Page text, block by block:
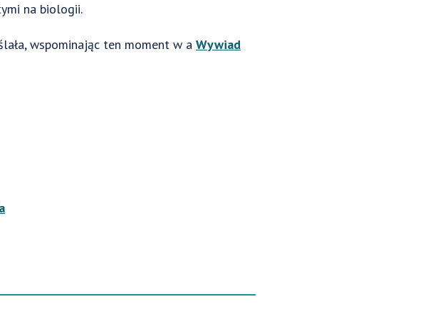
na biologii.
wspominając ten moment w a Wywiad